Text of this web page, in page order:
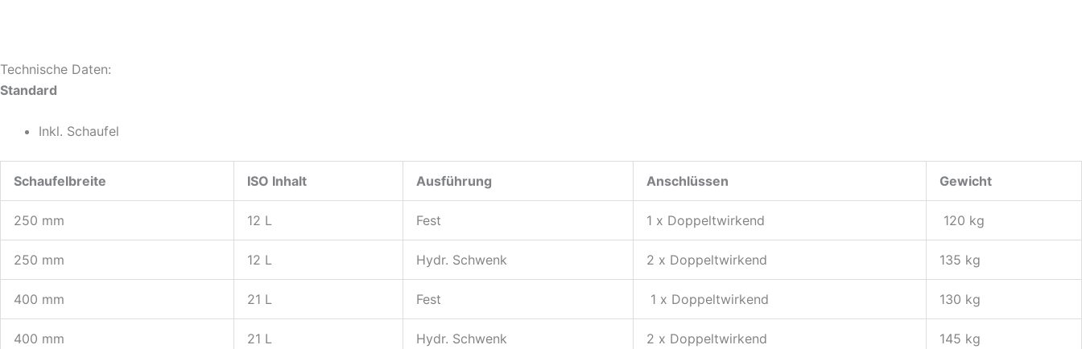
Technische Daten:
Standard
Inkl. Schaufel
Schaufelbreite ISO Inhalt Ausführung Anschlüssen Gewicht
250 mm 12 L Fest 1 x Doppeltwirkend 120 kg
250 mm 12 L Hydr. Schwenk 2 x Doppeltwirkend 135 kg
400 mm 21 L Fest 1 x Doppeltwirkend 130 kg
400 mm 21 L Hydr. Schwenk 2 x Doppeltwirkend 145 kg